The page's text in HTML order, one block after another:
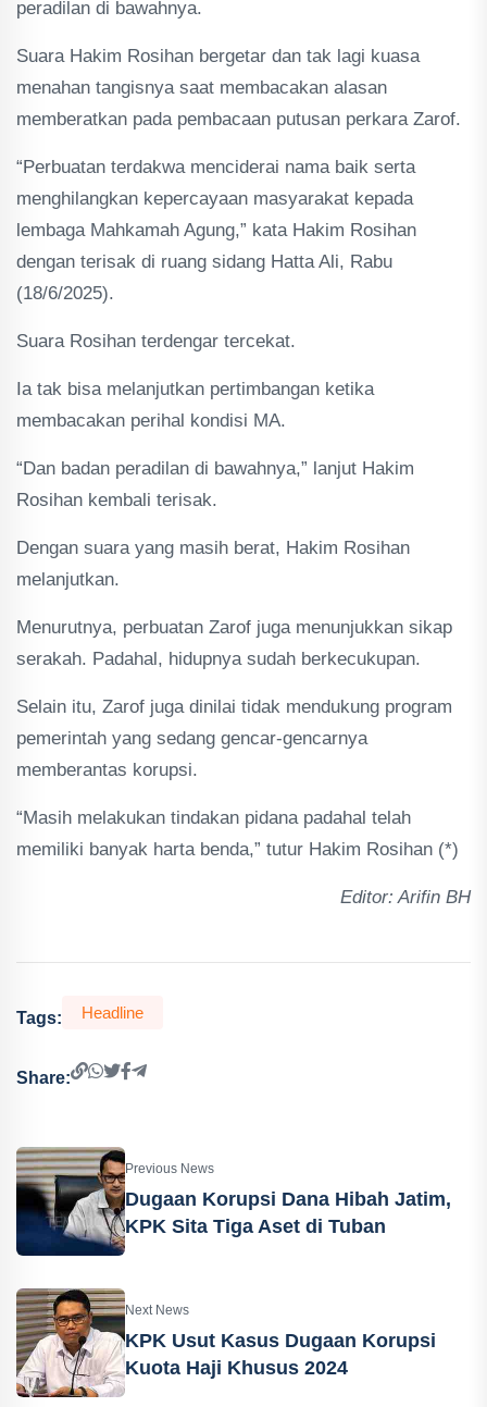
peradilan di bawahnya.
Suara Hakim Rosihan bergetar dan tak lagi kuasa
menahan tangisnya saat membacakan alasan
memberatkan pada pembacaan putusan perkara Zarof.
“Perbuatan terdakwa menciderai nama baik serta
menghilangkan kepercayaan masyarakat kepada
lembaga Mahkamah Agung,” kata Hakim Rosihan
dengan terisak di ruang sidang Hatta Ali, Rabu
(18/6/2025).
Suara Rosihan terdengar tercekat.
Ia tak bisa melanjutkan pertimbangan ketika
membacakan perihal kondisi MA.
“Dan badan peradilan di bawahnya,” lanjut Hakim
Rosihan kembali terisak.
Dengan suara yang masih berat, Hakim Rosihan
melanjutkan.
Menurutnya, perbuatan Zarof juga menunjukkan sikap
serakah. Padahal, hidupnya sudah berkecukupan.
Selain itu, Zarof juga dinilai tidak mendukung program
pemerintah yang sedang gencar-gencarnya
memberantas korupsi.
“Masih melakukan tindakan pidana padahal telah
memiliki banyak harta benda,” tutur Hakim Rosihan (*)
Editor: Arifin BH
Tags: Headline
Share:
Previous News
Dugaan Korupsi Dana Hibah Jatim,
KPK Sita Tiga Aset di Tuban
Next News
KPK Usut Kasus Dugaan Korupsi
Kuota Haji Khusus 2024